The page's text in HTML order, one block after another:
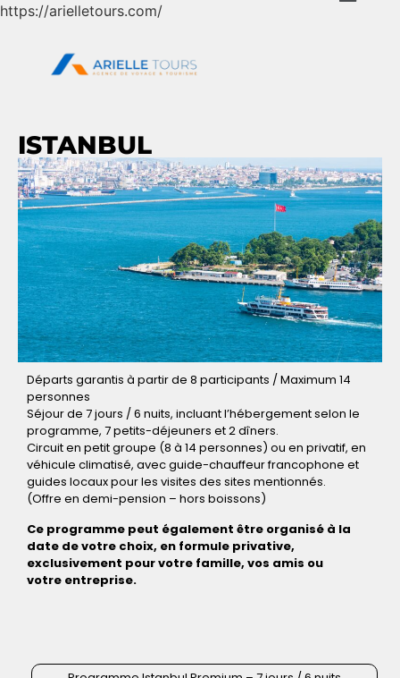
https://arielletours.com/
ISTANBUL
Départs garantis à partir de 8 participants / Maximum 14
personnes
Séjour de 7 jours / 6 nuits, incluant l’hébergement selon le
programme, 7 petits-déjeuners et 2 dîners.
Circuit en petit groupe (8 à 14 personnes) ou en privatif, en
véhicule climatisé, avec guide-chauffeur francophone et
guides locaux pour les visites des sites mentionnés.
(Offre en demi-pension – hors boissons)
Ce programme peut également être organisé à la
date de votre choix, en formule privative,
exclusivement pour votre famille, vos amis ou
votre entreprise.